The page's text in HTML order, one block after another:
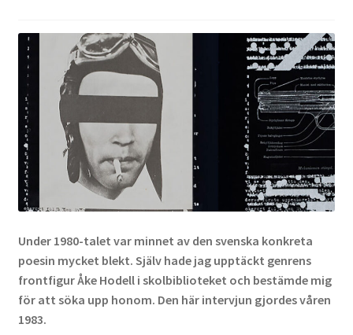
English
Under 1980-talet var minnet av den svenska konkreta
poesin mycket blekt. Själv hade jag upptäckt genrens
frontfigur Åke Hodell i skolbiblioteket och bestämde mig
för att söka upp honom. Den här intervjun gjordes våren
1983.